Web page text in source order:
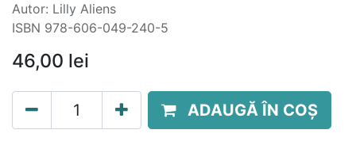
Autor: Lilly Aliens
ISBN 978-606-049-240-5
46,00 lei
ADAUGĂ ÎN COȘ